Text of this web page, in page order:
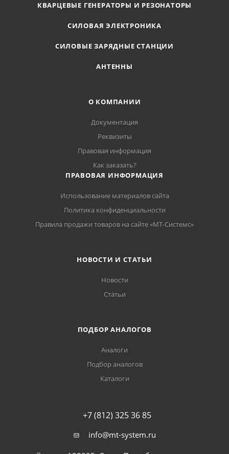
КВАРЦЕВЫЕ ГЕНЕРАТОРЫ И РЕЗОНАТОРЫ
СИЛОВАЯ ЭЛЕКТРОНИКА
СИЛОВЫЕ ЗАРЯДНЫЕ СТАНЦИИ
АНТЕННЫ
О КОМПАНИИ
Документация
Реквизиты
Правовая информация
Как заказать?
ПРАВОВАЯ ИНФОРМАЦИЯ
Использование материалов сайта
Политика конфиденциальности
Правила продажи товаров на сайте «МТ-Системс»
НОВОСТИ И СТАТЬИ
Новости
Статьи
ПОДБОР АНАЛОГОВ
Аналоги
Подбор аналогов
Каталоги
+7 (812) 325 36 85
info@mt-system.ru